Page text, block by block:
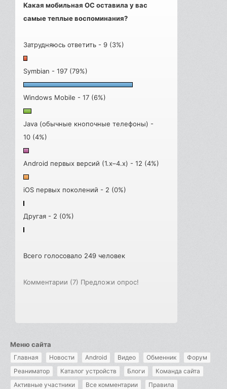
Какая мобильная ОС оставила у вас
самые теплые воспоминания?
Затрудняюсь ответить - 9 (3%)
Symbian - 197 (79%)
Windows Mobile - 17 (6%)
Java (обычные кнопочные телефоны) -
10 (4%)
Android первых версий (1.x–4.x) - 12 (4%)
iOS первых поколений - 2 (0%)
Другая - 2 (0%)
Всего голосовало 249 человек
Комментарии (7) Предложи опрос!
Меню сайта
Главная Новости Android Видео Обменник
Форум
Реаниматор
Каталог устройств Блоги
Команда сайта
Активные участники
Все комментарии Правила